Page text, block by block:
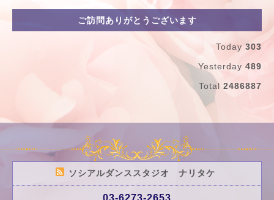
ご訪問ありがとうございます
Today 303
Yesterday 489
Total 2486887
ソシアルダンススタジオ ナリタケ
03-6273-2653